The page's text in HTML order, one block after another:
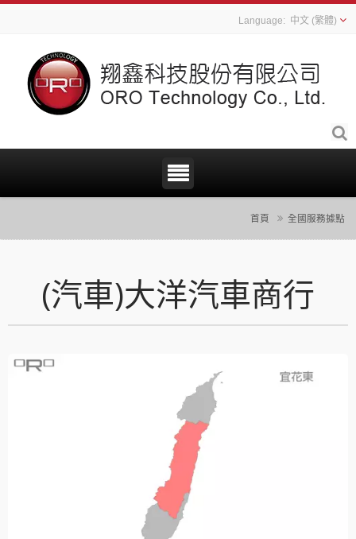
中文 (繁體)
首頁 全國服務據點
(汽車)大洋汽車商行